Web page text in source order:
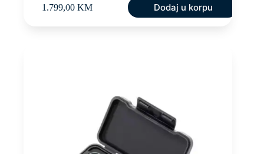
1.799,00 KM Dodaj u korpu